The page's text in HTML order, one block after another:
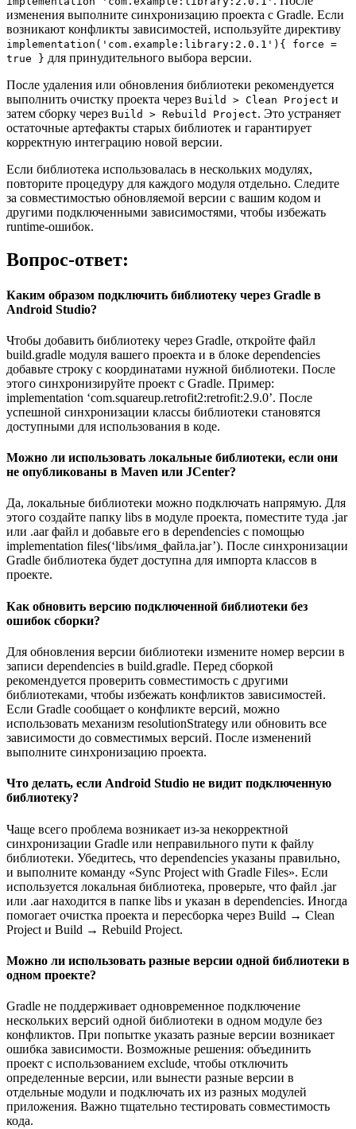
изменения выполните синхронизацию проекта с Gradle. Если
возникают конфликты зависимостей, используйте директиву
implementation('com.example:library:2.0.1'){ force =
true } для принудительного выбора версии.
После удаления или обновления библиотеки рекомендуется
выполнить очистку проекта через Build > Clean Project и
затем сборку через Build > Rebuild Project. Это устраняет
остаточные артефакты старых библиотек и гарантирует
корректную интеграцию новой версии.
Если библиотека использовалась в нескольких модулях,
повторите процедуру для каждого модуля отдельно. Следите
за совместимостью обновляемой версии с вашим кодом и
другими подключенными зависимостями, чтобы избежать
runtime-ошибок.
Вопрос-ответ:
Каким образом подключить библиотеку через Gradle в
Android Studio?
Чтобы добавить библиотеку через Gradle, откройте файл
build.gradle модуля вашего проекта и в блоке dependencies
добавьте строку с координатами нужной библиотеки. После
этого синхронизируйте проект с Gradle. Пример:
implementation ‘com.squareup.retrofit2:retrofit:2.9.0’. После
успешной синхронизации классы библиотеки становятся
доступными для использования в коде.
Можно ли использовать локальные библиотеки, если они
не опубликованы в Maven или JCenter?
Да, локальные библиотеки можно подключать напрямую. Для
этого создайте папку libs в модуле проекта, поместите туда .jar
или .aar файл и добавьте его в dependencies с помощью
implementation files(‘libs/имя_файла.jar’). После синхронизации
Gradle библиотека будет доступна для импорта классов в
проекте.
Как обновить версию подключенной библиотеки без
ошибок сборки?
Для обновления версии библиотеки измените номер версии в
записи dependencies в build.gradle. Перед сборкой
рекомендуется проверить совместимость с другими
библиотеками, чтобы избежать конфликтов зависимостей.
Если Gradle сообщает о конфликте версий, можно
использовать механизм resolutionStrategy или обновить все
зависимости до совместимых версий. После изменений
выполните синхронизацию проекта.
Что делать, если Android Studio не видит подключенную
библиотеку?
Чаще всего проблема возникает из-за некорректной
синхронизации Gradle или неправильного пути к файлу
библиотеки. Убедитесь, что dependencies указаны правильно,
и выполните команду «Sync Project with Gradle Files». Если
используется локальная библиотека, проверьте, что файл .jar
или .aar находится в папке libs и указан в dependencies. Иногда
помогает очистка проекта и пересборка через Build → Clean
Project и Build → Rebuild Project.
Можно ли использовать разные версии одной библиотеки в
одном проекте?
Gradle не поддерживает одновременное подключение
нескольких версий одной библиотеки в одном модуле без
конфликтов. При попытке указать разные версии возникает
ошибка зависимости. Возможные решения: объединить
проект с использованием exclude, чтобы отключить
определенные версии, или вынести разные версии в
отдельные модули и подключать их из разных модулей
приложения. Важно тщательно тестировать совместимость
кода.